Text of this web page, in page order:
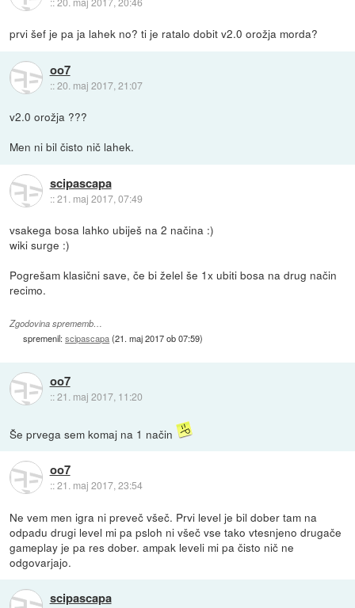
prvi šef je pa ja lahek no? ti je ratalo dobit v2.0 orožja morda?
oo7
::20. maj 2017, 21:07
v2.0 orožja ???
Men ni bil čisto nič lahek.
scipascapa
::21. maj 2017, 07:49
vsakega bosa lahko ubiješ na 2 načina :)
wiki surge :)
Pogrešam klasični save, če bi želel še 1x ubiti bosa na drug način
recimo.
Zgodovina sprememb…
spremenil:scipascapa(21. maj 2017 ob 07:59)
oo7
::21. maj 2017, 11:20
Še prvega sem komaj na 1 način
oo7
::21. maj 2017, 23:54
Ne vem men igra ni preveč všeč. Prvi level je bil dober tam na
odpadu drugi level mi pa psloh ni všeč vse tako vtesnjeno drugače
gameplay je pa res dober. ampak leveli mi pa čisto nič ne
odgovarjajo.
scipascapa